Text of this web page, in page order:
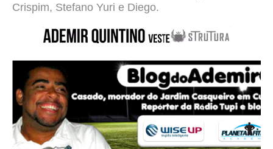
Crispim, Stefano Yuri e Diego.